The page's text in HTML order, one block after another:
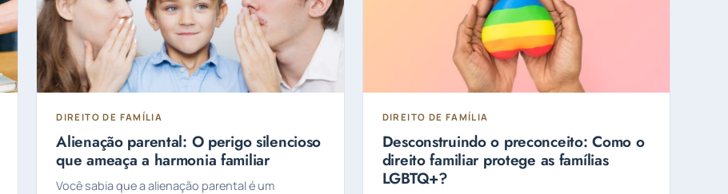
DIREITO DE FAMÍLIA
Alienação parental: O perigo silencioso
que ameaça a harmonia familiar
Você sabia que a alienação parental é um
DIREITO DE FAMÍLIA
Desconstruindo o preconceito: Como o
direito familiar protege as famílias
LGBTQ+?